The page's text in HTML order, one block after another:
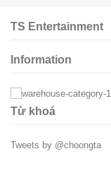
TS Entertainment
Information
Từ khoá
Tweets by @choongta